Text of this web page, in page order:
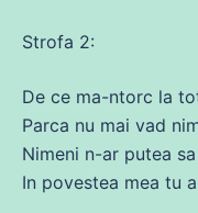
Strofa 2:
De ce ma-ntorc la
Parca nu mai vad
Nimeni n-ar putea sa
In povestea mea tu